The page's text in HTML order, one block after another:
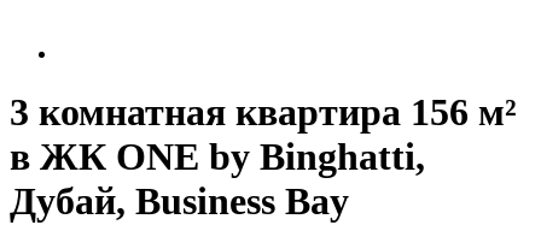
3 комнатная квартира 156 м²
в ЖК ONE by Binghatti,
Дубай, Business Bay